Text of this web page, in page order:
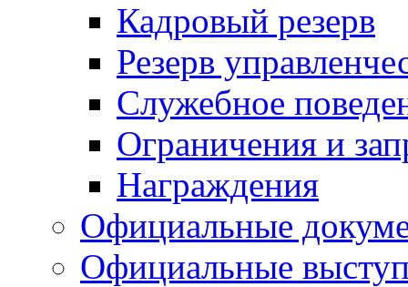
Кадровый резерв
Резерв
Служебное
Ограничения и
Награждения
Официальные
Официальные